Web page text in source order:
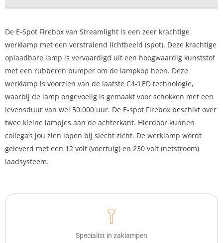
De E-Spot Firebox van Streamlight is een zeer krachtige
werklamp met een verstralend lichtbeeld (spot). Deze krachtige
oplaadbare lamp is vervaardigd uit een hoogwaardig kunststof
met een rubberen bumper om de lampkop heen. Deze
werklamp is voorzien van de laatste C4-‘LED technologie,
waarbij de lamp ongevoelig is gemaakt voor schokken met een
levensduur van wel 50.000 uur. De E-spot Firebox beschikt over
twee kleine lampjes aan de achterkant. Hierdoor kunnen
collega’s jou zien lopen bij slecht zicht. De werklamp wordt
geleverd met een 12 volt (voertuig) en 230 volt (netstroom)
laadsysteem.
Specialist in zaklampen